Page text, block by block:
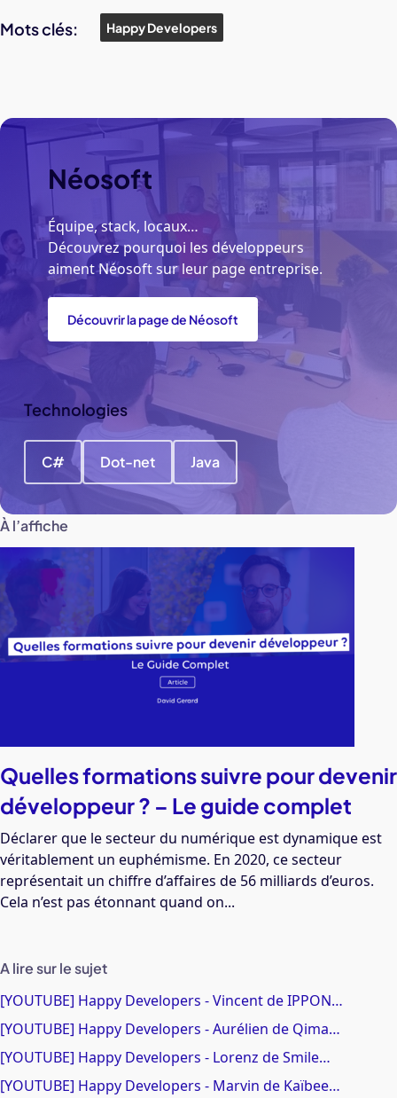
Mots clés: Happy Developers
Néosoft
Équipe, stack, locaux…
Découvrez pourquoi les développeurs
aiment Néosoft sur leur page entreprise.
Découvrir la page de Néosoft
Technologies
C# Dot-net Java
À l’affiche
Quelles formations suivre pour devenir
développeur ? – Le guide complet
Déclarer que le secteur du numérique est dynamique est
véritablement un euphémisme. En 2020, ce secteur
représentait un chiffre d’affaires de 56 milliards d’euros.
Cela n’est pas étonnant quand on...
A lire sur le sujet
[YOUTUBE] Happy Developers - Vincent de IPPON…
[YOUTUBE] Happy Developers - Aurélien de Qima…
[YOUTUBE] Happy Developers - Lorenz de Smile…
[YOUTUBE] Happy Developers - Marvin de Kaïbee…